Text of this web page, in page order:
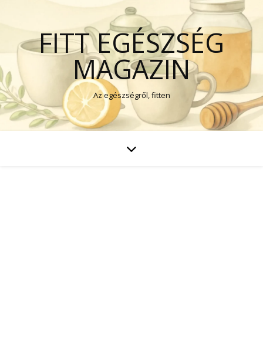
FITT EGÉSZSÉG
MAGAZIN
Az egészségről, fitten